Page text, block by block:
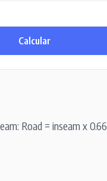
Calcular
Road = inseam x